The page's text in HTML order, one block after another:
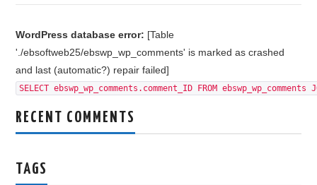
WordPress database error: [Table
'./ebsoftweb25/ebswp_wp_comments' is marked as crashed
and last (automatic?) repair failed]
SELECT ebswp_wp_comments.comment_ID FROM
RECENT COMMENTS
TAGS